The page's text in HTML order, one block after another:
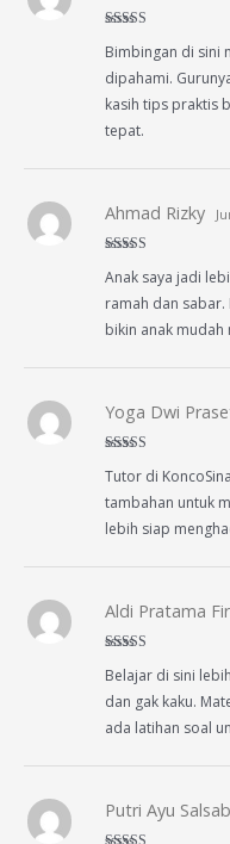
of 5
Bimbingan di sini
dipahami.
kasih tips praktis
tepat.
of 5
Ahmad Rizky
Anak saya jadi
ramah dan
bikin anak mudah
of 5
Yoga Dwi
Tutor di
tambahan untuk
lebih siap
of 5
Aldi Pratama
Belajar di sini
dan gak kaku.
ada latihan soal
Putri Ayu